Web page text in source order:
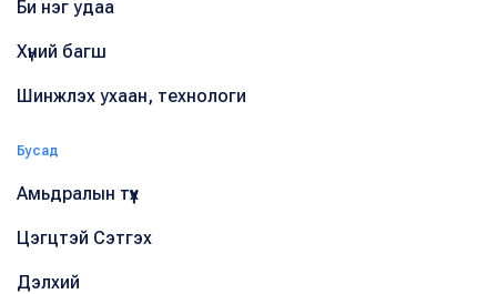
Би нэг удаа
Хүний багш
Шинжлэх ухаан, технологи
Бусад
Амьдралын түүх
Цэгцтэй Сэтгэх
Дэлхий